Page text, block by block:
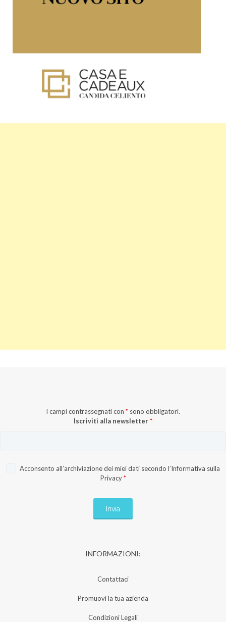
I campi contrassegnati con * sono obbligatori.
Iscriviti alla newsletter*
Acconsento all’archiviazione dei miei dati secondo l’Informativa sulla
Privacy *
INFORMAZIONI:
Contattaci
Promuovi la tua azienda
Condizioni Legali